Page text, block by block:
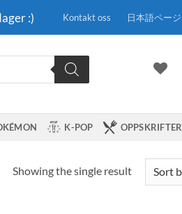
:) Kontakt oss 日本語ページ
K-POP OPPSKRIFTER
Showing the single result